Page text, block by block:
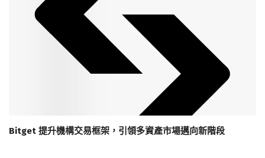
Bitget 提升機構交易框架，引領多資產市場邁向新階段